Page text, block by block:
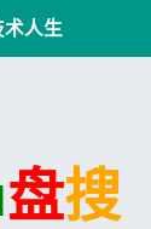
术人生
盘搜